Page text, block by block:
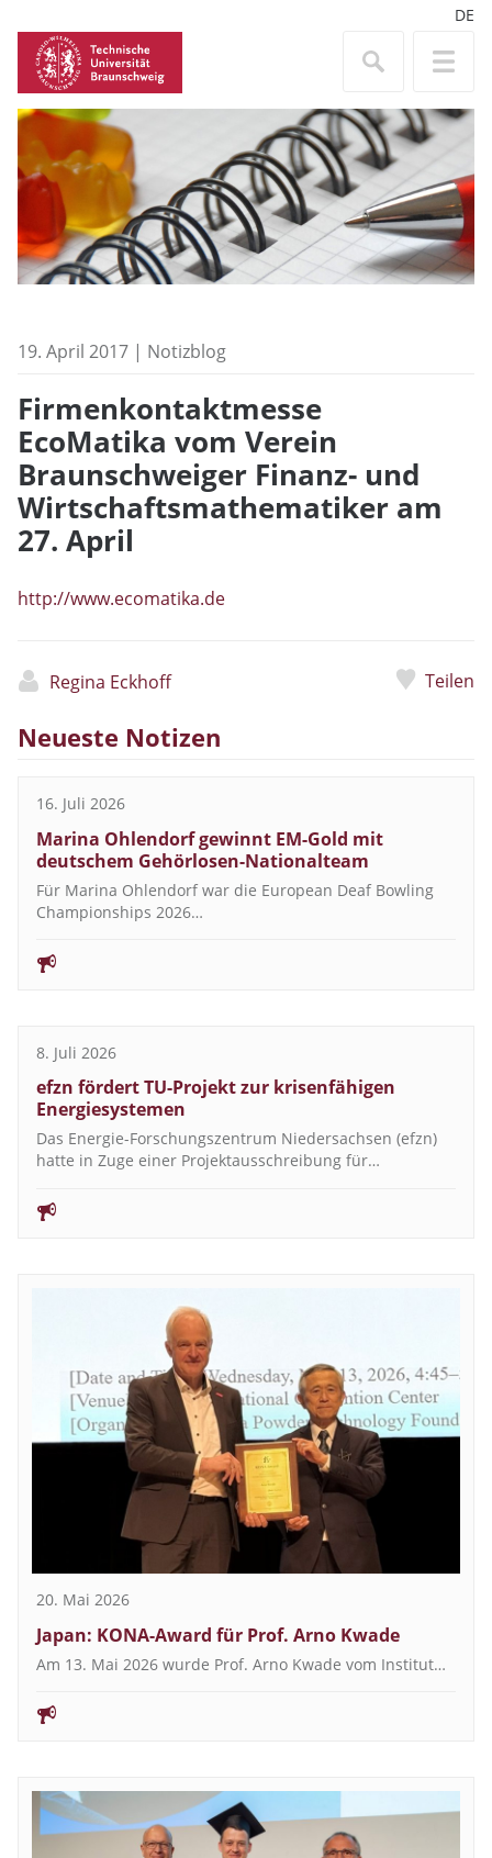
DE
19. April 2017 | Notizblog
Firmenkontaktmesse
EcoMatika vom Verein
Braunschweiger Finanz- und
Wirtschaftsmathematiker am
27. April
http://www.ecomatika.de
Regina Eckhoff Teilen
Neueste Notizen
16. Juli 2026
Marina Ohlendorf gewinnt EM-Gold mit
deutschem Gehörlosen-Nationalteam
Für Marina Ohlendorf war die European Deaf Bowling
Championships 2026…
8. Juli 2026
efzn fördert TU-Projekt zur krisenfähigen
Energiesystemen
Das Energie-Forschungszentrum Niedersachsen (efzn)
hatte in Zuge einer Projektausschreibung für…
20. Mai 2026
Japan: KONA-Award für Prof. Arno Kwade
Am 13. Mai 2026 wurde Prof. Arno Kwade vom Institut…